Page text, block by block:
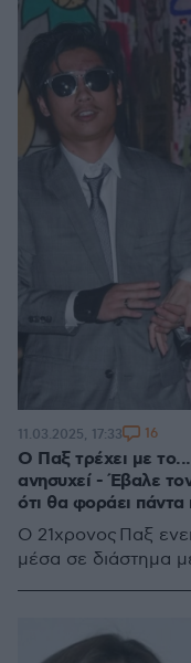
Ο Παξ τρέχει με
ανησυχεί - Έβαλε
ότι θα φοράει
Ο 21χρονος Παξ
μέσα σε διάστημα
11.03.2025, 17:33 16